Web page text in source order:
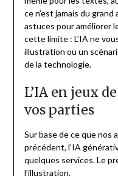
ce n’est jamais du
astuces pour améliorer
cette limite : L’IA ne
illustration ou un
de la technologie.
L’IA en jeux
vos parties
Sur base de ce que nos
précédent, l’IA
quelques services. Le
l’illustration.